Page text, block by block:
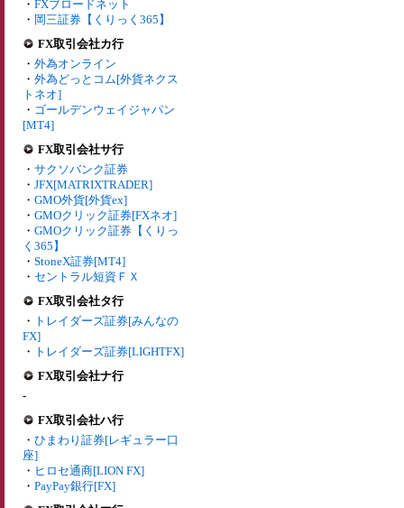
・ FXブロードネット
・ 岡三証券【くりっく365】
FX取引会社カ行
・ 外為オンライン
・ 外為どっとコム[外貨ネクス
トネオ]
・ ゴールデンウェイジャパン
[MT4]
FX取引会社サ行
・ サクソバンク証券
・ JFX[MATRIXTRADER]
・ GMO外貨[外貨ex]
・ GMOクリック証券[FXネオ]
・ GMOクリック証券【くりっ
く365】
・ StoneX証券[MT4]
・ セントラル短資ＦＸ
FX取引会社タ行
・ トレイダーズ証券[みんなの
FX]
・ トレイダーズ証券[LIGHTFX]
FX取引会社ナ行
-
FX取引会社ハ行
・ ひまわり証券[レギュラー口
座]
・ ヒロセ通商[LION FX]
・ PayPay銀行[FX]